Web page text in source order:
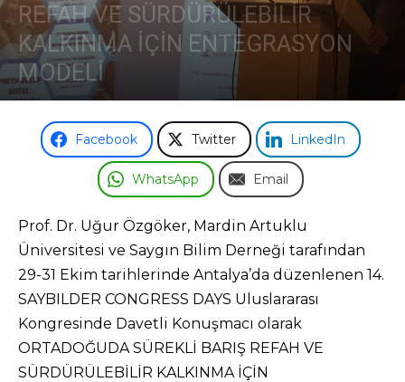
REFAH VE SÜRDÜRÜLEBİLİR
KALKINMA İÇİN ENTEGRASYON
MODELİ
Facebook Twitter LinkedIn
WhatsApp Email
Prof. Dr. Uğur Özgöker, Mardin Artuklu
Üniversitesi ve Saygın Bilim Derneği tarafından
29-31 Ekim tarihlerinde Antalya’da düzenlenen 14.
SAYBILDER CONGRESS DAYS Uluslararası
Kongresinde Davetli Konuşmacı olarak
ORTADOĞUDA SÜREKLİ BARIŞ REFAH VE
SÜRDÜRÜLEBİLİR KALKINMA İÇİN